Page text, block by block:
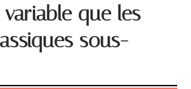
que les
sous-